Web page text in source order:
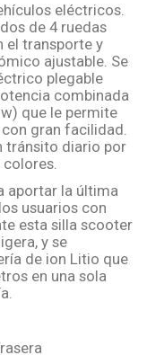
eléctricos.
de 4 ruedas
el transporte y
ajustable. Se
plegable
combinada
que le permite
gran facilidad.
tránsito diario por
colores.
aportar la última
usuarios con
esta silla scooter
y se
de ion Litio que
en una sola